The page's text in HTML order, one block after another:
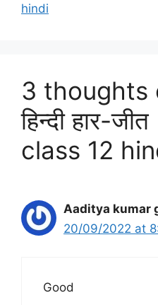
hindi
3 thoughts
हिन्‍दी हार-
class 12
Aaditya kumar
20/09/2022 at
Good